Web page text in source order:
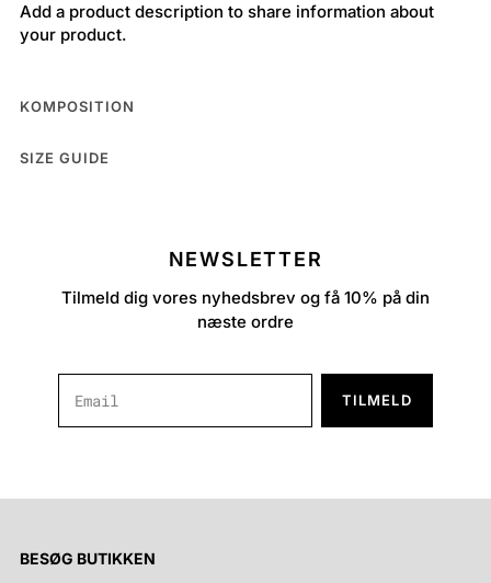
Add a product description to share information about
your product.
KOMPOSITION
SIZE GUIDE
NEWSLETTER
Tilmeld dig vores nyhedsbrev og få 10% på din
næste ordre
TILMELD
BESØG BUTIKKEN